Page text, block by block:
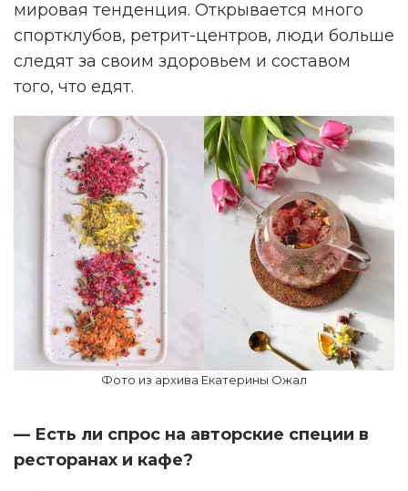
мировая тенденция. Открывается много
спортклубов, ретрит-центров, люди больше
следят за своим здоровьем и составом
того, что едят.
Фото из архива Екатерины Ожал
— Есть ли спрос на авторские специи в
ресторанах и кафе?